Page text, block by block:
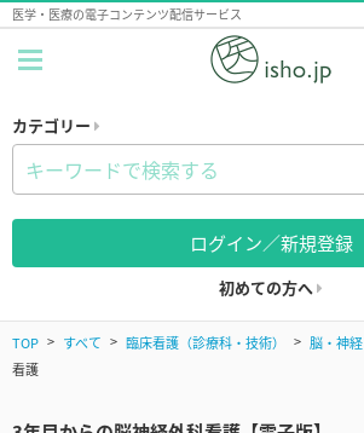
医学・医療の電子コンテンツ配信サービス
カテゴリー
ログイン／新規登録
初めての方へ
TOP すべて 臨床看護（診療科・技術） 脳・神経
看護